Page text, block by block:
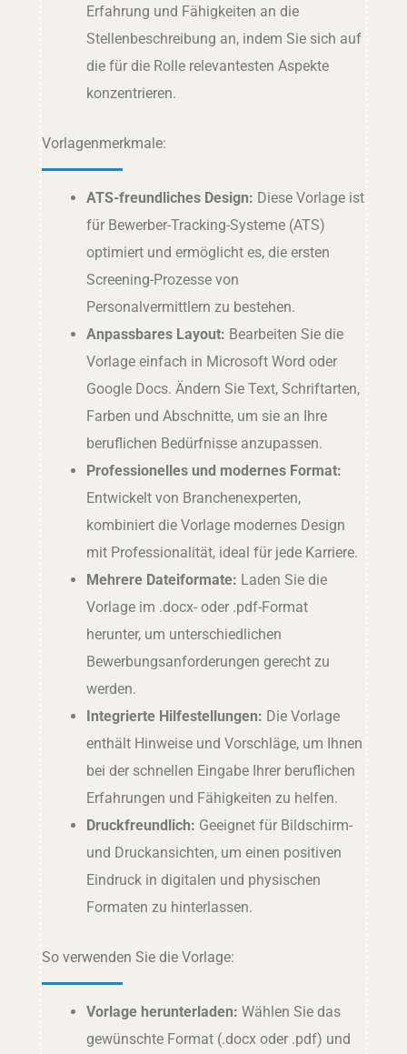
Erfahrung und Fähigkeiten an die
Stellenbeschreibung an, indem Sie sich auf
die für die Rolle relevantesten Aspekte
konzentrieren.
Vorlagenmerkmale:
ATS-freundliches Design: Diese Vorlage ist
für Bewerber-Tracking-Systeme (ATS)
optimiert und ermöglicht es, die ersten
Screening-Prozesse von
Personalvermittlern zu bestehen.
Anpassbares Layout: Bearbeiten Sie die
Vorlage einfach in Microsoft Word oder
Google Docs. Ändern Sie Text, Schriftarten,
Farben und Abschnitte, um sie an Ihre
beruflichen Bedürfnisse anzupassen.
Professionelles und modernes Format:
Entwickelt von Branchenexperten,
kombiniert die Vorlage modernes Design
mit Professionalität, ideal für jede Karriere.
Mehrere Dateiformate: Laden Sie die
Vorlage im .docx- oder .pdf-Format
herunter, um unterschiedlichen
Bewerbungsanforderungen gerecht zu
werden.
Integrierte Hilfestellungen: Die Vorlage
enthält Hinweise und Vorschläge, um Ihnen
bei der schnellen Eingabe Ihrer beruflichen
Erfahrungen und Fähigkeiten zu helfen.
Druckfreundlich: Geeignet für Bildschirm-
und Druckansichten, um einen positiven
Eindruck in digitalen und physischen
Formaten zu hinterlassen.
So verwenden Sie die Vorlage:
Vorlage herunterladen: Wählen Sie das
gewünschte Format (.docx oder .pdf) und